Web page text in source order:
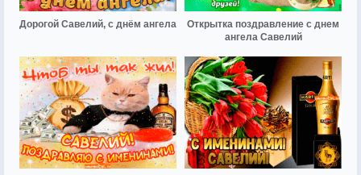
Дорогой Савелий, с днём ангела
Открытка поздравление с днем
ангела Савелий